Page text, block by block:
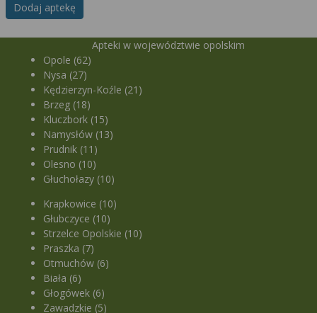
Dodaj aptekę
Apteki w województwie opolskim
Opole (62)
Nysa (27)
Kędzierzyn-Koźle (21)
Brzeg (18)
Kluczbork (15)
Namysłów (13)
Prudnik (11)
Olesno (10)
Głuchołazy (10)
Krapkowice (10)
Głubczyce (10)
Strzelce Opolskie (10)
Praszka (7)
Otmuchów (6)
Biała (6)
Głogówek (6)
Zawadzkie (5)